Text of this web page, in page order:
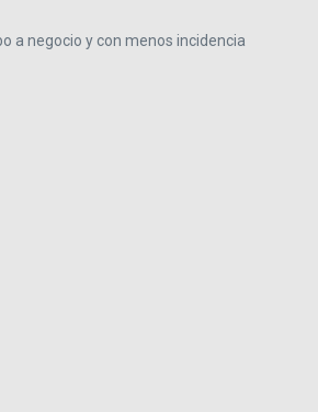
a negocio y con menos incidencia